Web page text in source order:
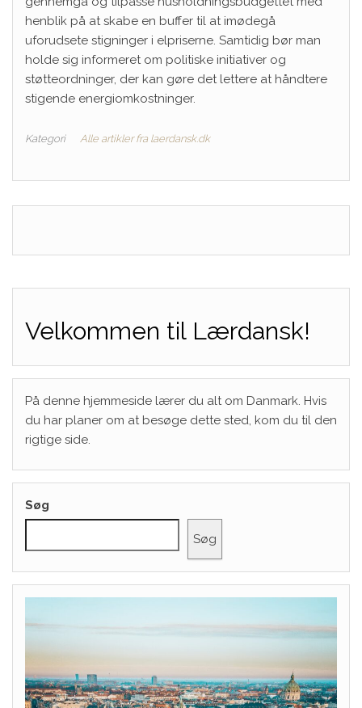
henblik på at skabe en buffer til at imødegå
uforudsete stigninger i elpriserne. Samtidig bør man
holde sig informeret om politiske initiativer og
støtteordninger, der kan gøre det lettere at håndtere
stigende energiomkostninger.
Kategori Alle artikler fra laerdansk.dk
Velkommen til Lærdansk!
På denne hjemmeside lærer du alt om Danmark. Hvis
du har planer om at besøge dette sted, kom du til den
rigtige side.
Søg
Søg